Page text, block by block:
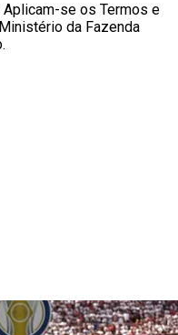
se os Termos e
da Fazenda